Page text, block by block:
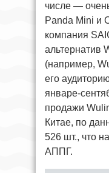
числе —
Panda Mini и
компания
альтернатив
(например,
его
январе-
продажи
Китае, по
526 шт., что
АППГ.